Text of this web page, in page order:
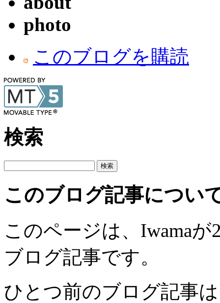
photo
このブログを購読
検索
このブログ記事につい
このページは、Iwamaが
ブログ記事です。
ひとつ前のブログ記事